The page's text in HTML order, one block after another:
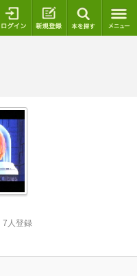
ログイン 新規登録
7人登録